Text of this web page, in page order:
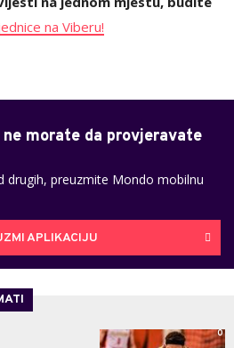
na Viberu!
morate da provjeravate
drugih, preuzmite Mondo mobilnu
APLIKACIJU
0